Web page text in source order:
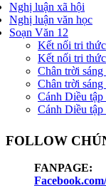
Nghị luận xã hội
Nghị luận văn học
Soạn Văn 12
Kết nối tri thức
Kết nối tri
Chân trời sáng
Chân trời sáng
Cánh Diều tập
Cánh Diều tập
FOLLOW
FANPAGE: